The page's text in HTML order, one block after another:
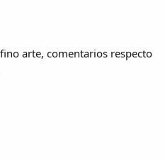
arte, comentarios respecto